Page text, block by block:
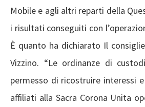
Mobile e agli altri reparti della
i risultati conseguiti con
È quanto ha dichiarato Il
Vizzino. “Le ordinanze di
permesso di ricostruire interessi
affiliati alla Sacra Corona Unita